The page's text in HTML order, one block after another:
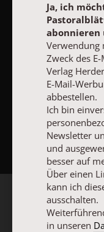
Ja, ich
abonnieren
Verwendung
Zweck des
Verlag
E-Mail-
abbestellen.
Ich bin
Newsletter
und
besser auf
Über einen
kann ich
ausschalten.
in unseren